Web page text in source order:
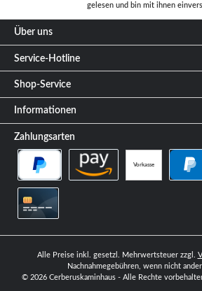
gelesen und bin mit ihnen
Über uns
Service-Hotline
Shop-Service
Informationen
Zahlungsarten
Vorkasse
PayPal Später Bezahlen
Alle Preise inkl. gesetzl. Mehrwertsteuer zzgl.
Nachnahmegebühren, wenn nicht
© 2026 Cerberuskaminhaus - Alle Rechte